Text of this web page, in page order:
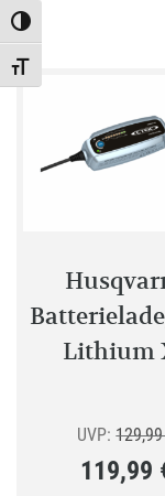
Toggle High Contrast
Toggle Font size
Lithium
UVP:
119,99